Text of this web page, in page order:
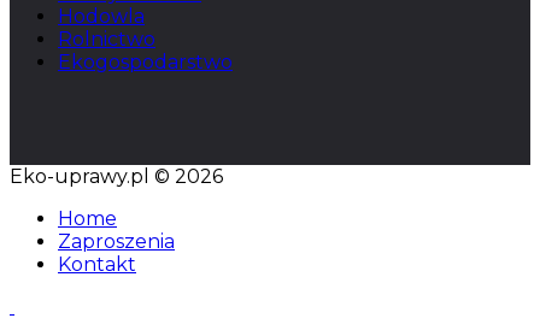
Hodowla
Rolnictwo
Ekogospodarstwo
Eko-uprawy.pl © 2026
Home
Zaproszenia
Kontakt